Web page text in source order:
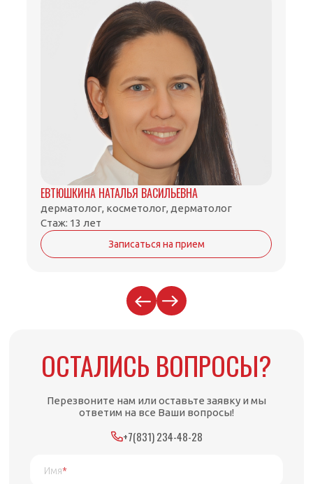
ЕВТЮШКИНА НАТАЛЬЯ ВАСИЛЬЕВНА
дерматолог, косметолог, дерматолог
Стаж: 13 лет
Записаться на прием
ОСТАЛИСЬ ВОПРОСЫ?
Перезвоните нам или оставьте заявку и мы
ответим на все Ваши вопросы!
+7(831) 234-48-28
Имя*